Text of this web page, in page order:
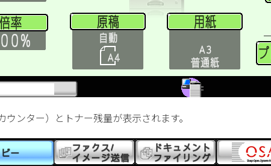
ンター）とトナー残量が表示されます。